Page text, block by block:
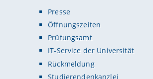
Presse
Öffnungszeiten
Prüfungsamt
IT-Service der Universität
Rückmeldung
Studierendenkanzlei